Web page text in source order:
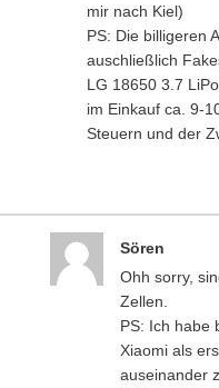
mir nach Kiel)
PS: Die billigeren
auschließlich
LG 18650 3.7
im Einkauf ca. 9-
Steuern und der
Sören
Ohh sorry,
Zellen.
PS: Ich habe
Xiaomi als
auseinander